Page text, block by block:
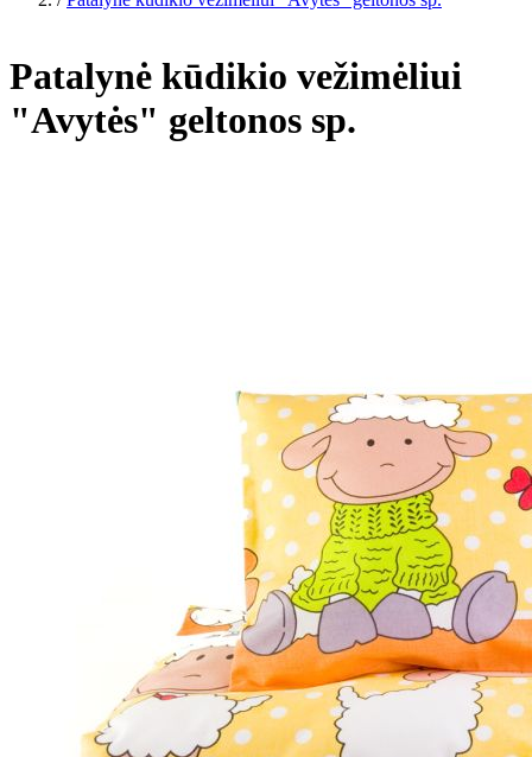
Patalynė kūdikio vežimėliui
"Avytės" geltonos sp.